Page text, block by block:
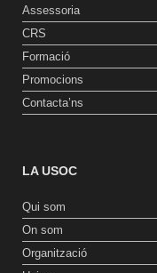
Assessoria
CRS
Formació
Promocions
Contacta’ns
LA USOC
Qui som
On som
Organització